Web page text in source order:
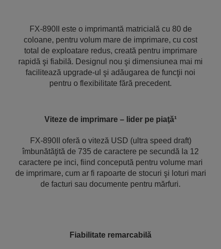
FX-890II este o imprimantă matricială cu 80 de
coloane, pentru volum mare de imprimare, cu cost
total de exploatare redus, creată pentru imprimare
rapidă şi fiabilă. Designul nou şi dimensiunea mai mi
facilitează upgrade-ul şi adăugarea de funcţii noi
pentru o flexibilitate fără precedent.
Viteze de imprimare – lider pe piaţă¹
FX-890II oferă o viteză USD (ultra speed draft)
îmbunătăţită de 735 de caractere pe secundă la 12
caractere pe inci, fiind concepută pentru volume mari
de imprimare, cum ar fi rapoarte de stocuri şi loturi mari
de facturi sau documente pentru mărfuri.
Fiabilitate remarcabilă